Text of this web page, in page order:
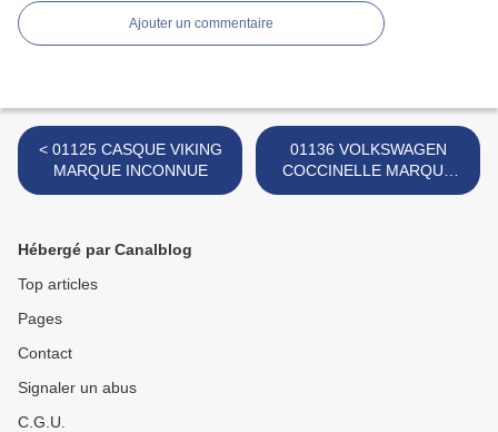
Ajouter un commentaire
< 01125 CASQUE VIKING
MARQUE INCONNUE
01136 VOLKSWAGEN
COCCINELLE MARQUE
INCONNUE >
Hébergé par Canalblog
Top articles
Pages
Contact
Signaler un abus
C.G.U.